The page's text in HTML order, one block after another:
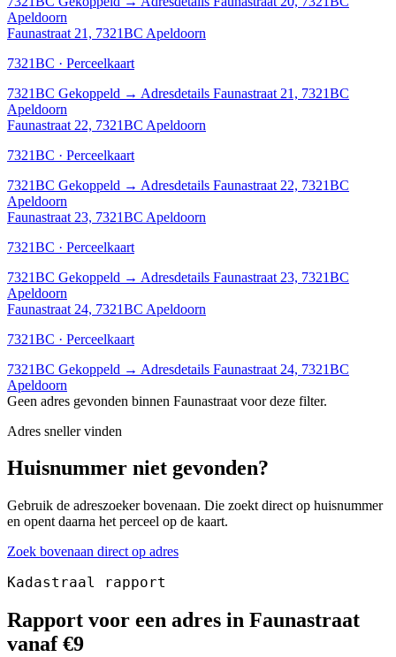
Apeldoorn
Faunastraat 21, 7321BC Apeldoorn
7321BC · Perceelkaart
7321BC Gekoppeld → Adresdetails Faunastraat 21, 7321BC
Apeldoorn
Faunastraat 22, 7321BC Apeldoorn
7321BC · Perceelkaart
7321BC Gekoppeld → Adresdetails Faunastraat 22, 7321BC
Apeldoorn
Faunastraat 23, 7321BC Apeldoorn
7321BC · Perceelkaart
7321BC Gekoppeld → Adresdetails Faunastraat 23, 7321BC
Apeldoorn
Faunastraat 24, 7321BC Apeldoorn
7321BC · Perceelkaart
7321BC Gekoppeld → Adresdetails Faunastraat 24, 7321BC
Apeldoorn
Geen adres gevonden binnen Faunastraat voor deze filter.
Adres sneller vinden
Huisnummer niet gevonden?
Gebruik de adreszoeker bovenaan. Die zoekt direct op huisnummer
en opent daarna het perceel op de kaart.
Zoek bovenaan direct op adres
Kadastraal rapport
Rapport voor een adres in Faunastraat
vanaf €9